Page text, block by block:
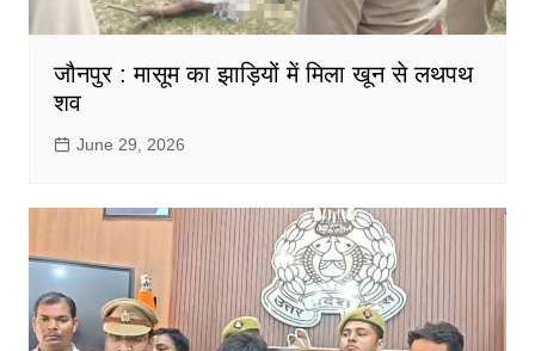
जौनपुर : मासूम का झाड़ियों में मिला खून से लथपथ
शव
June 29, 2026